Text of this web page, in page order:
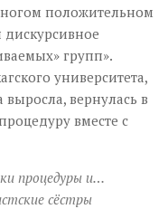
положительном
дискурсивное
групп».
университета,
вернулась в
вместе с
процедуры и…
сёстры